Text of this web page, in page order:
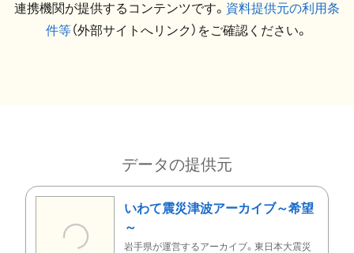
連携機関が提供するコンテンツです。 資料提供元の利用条
件等（外部サイトへリンク）をご確認ください。
データの提供元
いわて震災津波アーカイブ～希望
～
岩手県が運営するアーカイブ。東日本大震災